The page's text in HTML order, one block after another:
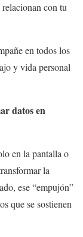
con tu
en todos los
y vida personal
datos en
en la pantalla o
la
ese “empujón”
que se sostienen